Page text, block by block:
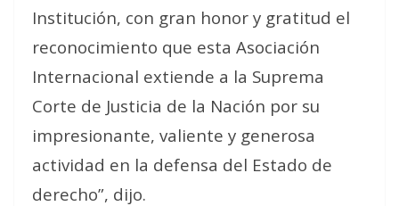
Institución, con gran honor y gratitud el
reconocimiento que esta Asociación
Internacional extiende a la Suprema
Corte de Justicia de la Nación por su
impresionante, valiente y generosa
actividad en la defensa del Estado de
derecho”, dijo.